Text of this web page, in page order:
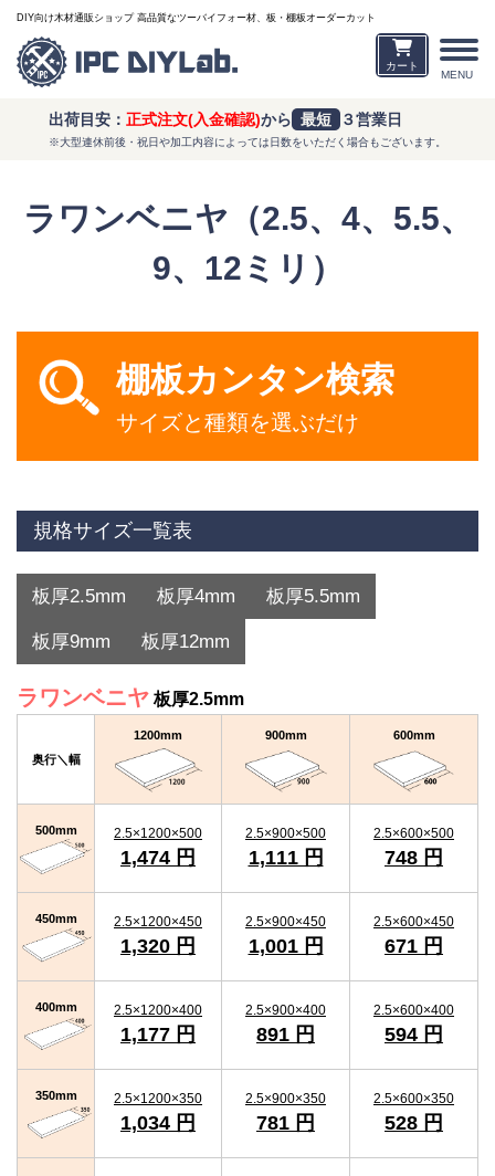
MENU
DIY向け木材通販ショップ 高品質なツーバイフォー材、板・棚板オーダーカット
カート
出荷目安： 正式注文(入金確認)から 最短 ３営業日
※大型連休前後・祝日や加工内容によっては日数をいただく場合もございます。
ラワンベニヤ（2.5、4、5.5、
9、12ミリ）
棚板カンタン検索
サイズと種類を選ぶだけ
規格サイズ一覧表
板厚2.5mm 板厚4mm 板厚5.5mm
板厚9mm 板厚12mm
ラワンベニヤ 板厚2.5mm
奥行＼幅
1200mm 900mm 600mm
500mm 2.5×1200×500
1,474 円
2.5×900×500
1,111 円
2.5×600×500
748 円
450mm 2.5×1200×450
1,320 円
2.5×900×450
1,001 円
2.5×600×450
671 円
400mm 2.5×1200×400
1,177 円
2.5×900×400
891 円
2.5×600×400
594 円
350mm 2.5×1200×350
1,034 円
2.5×900×350
781 円
2.5×600×350
528 円